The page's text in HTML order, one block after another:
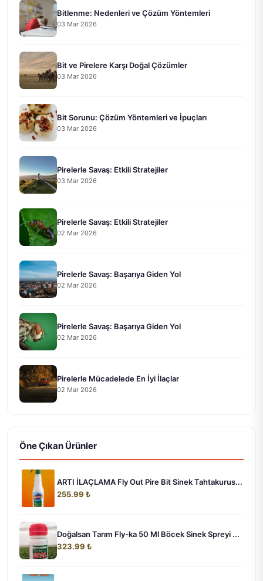
Bitlenme: Nedenleri ve Çözüm Yöntemleri
03 Mar 2026
Bit ve Pirelere Karşı Doğal Çözümler
03 Mar 2026
Bit Sorunu: Çözüm Yöntemleri ve İpuçları
03 Mar 2026
Pirelerle Savaş: Etkili Stratejiler
03 Mar 2026
Pirelerle Savaş: Etkili Stratejiler
02 Mar 2026
Pirelerle Savaş: Başarıya Giden Yol
02 Mar 2026
Pirelerle Savaş: Başarıya Giden Yol
02 Mar 2026
Pirelerle Mücadelede En İyi İlaçlar
02 Mar 2026
Öne Çıkan Ürünler
ARTI İLAÇLAMA Fly Out Pire Bit Sinek Tahtakurus...
255.99 ₺
Doğalsan Tarım Fly-ka 50 Ml Böcek Sinek Spreyi ...
323.99 ₺